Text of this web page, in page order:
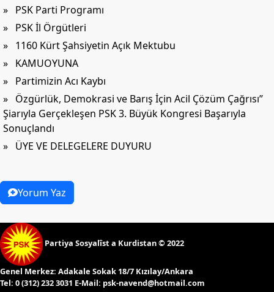
» PSK Parti Programı
» PSK İl Örgütleri
» 1160 Kürt Şahsiyetin Açık Mektubu
» KAMUOYUNA
» Partimizin Acı Kaybı
» Özgürlük, Demokrasi ve Barış İçin Acil Çözüm Çağrısı”
Şiarıyla Gerçekleşen PSK 3. Büyük Kongresi Başarıyla
Sonuçlandı
» ÜYE VE DELEGELERE DUYURU
Yorum Yaz
Partiya Sosyalîst a Kurdistan © 2022
Genel Merkez: Adakale Sokak 18/7 Kızılay/Ankara
Tel: 0 (312) 232 3031 E-Mail: psk-navend@hotmail.com